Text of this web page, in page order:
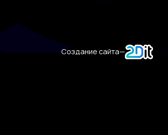
Создание сайта—